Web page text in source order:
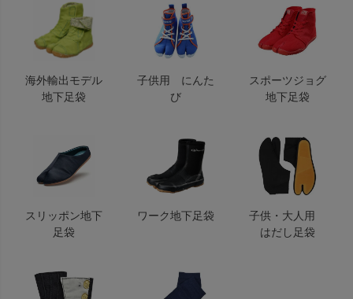
海外輸出モデル
地下足袋
子供用 にんた
び
スポーツジョグ
地下足袋
スリッポン地下
足袋
ワーク地下足袋
子供・大人用
はだし足袋